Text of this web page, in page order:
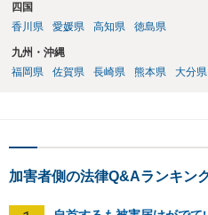
四国
香川県
愛媛県 高知県 徳島県
九州・沖縄
福岡県
佐賀県 長崎県 熊本県 大分県
加害者側の法律Q&Aランキン